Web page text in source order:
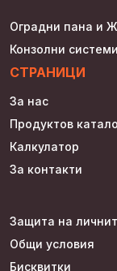
Оградни пана и
Конзолни
СТРАНИЦИ
За нас
Продуктов
Калкулатор
За контакти
Защита на
Общи условия
Бисквитки